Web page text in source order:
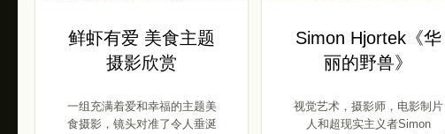
鲜虾有爱 美食主题
摄影欣赏
一组充满着爱和幸福的主题美
食摄影，镜头对准了令人垂涎
Simon Hjortek《华
丽的野兽》
视觉艺术，摄影师，电影制片
人和超现实主义者Simon